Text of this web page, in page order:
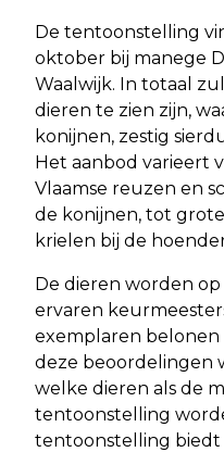
De tentoonstelling
oktober bij manege
Waalwijk. In totaal
dieren te zien zijn,
konijnen, zestig
Het aanbod varieert
Vlaamse reuzen en
de konijnen, tot grote
krielen bij de
De dieren worden
ervaren
exemplaren belonen
deze beoordelingen
welke dieren als de
tentoonstelling
tentoonstelling biedt